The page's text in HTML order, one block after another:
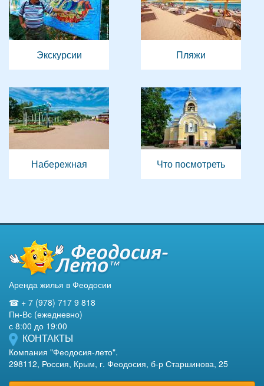
Экскурсии Пляжи
Набережная Что посмотреть
Аренда жилья в Феодосии
☎ + 7 (978) 717 9 818
Пн-Вс (ежедневно)
с 8:00 до 19:00
КОНТАКТЫ
Компания "Феодосия-лето".
298112, Россия, Крым, г. Феодосия, б-р Старшинова, 25